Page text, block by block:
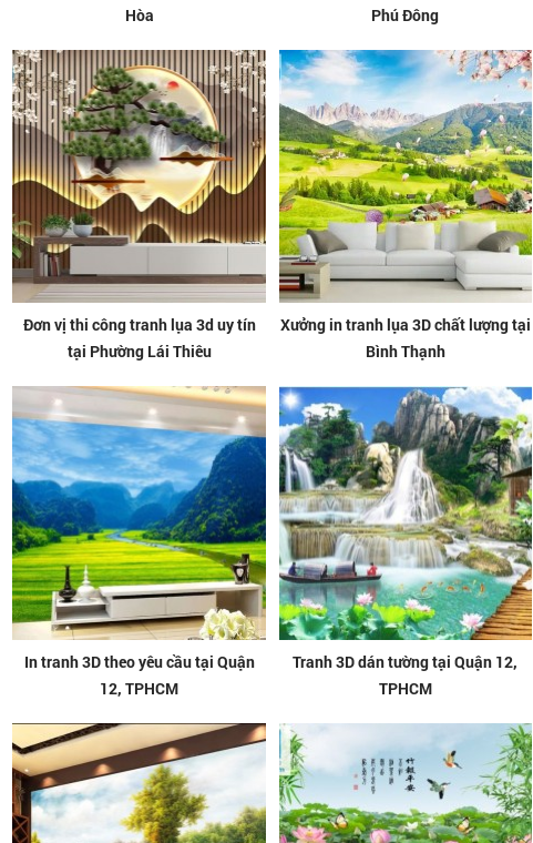
Hòa
Phú Đông
Đơn vị thi công tranh lụa 3d uy tín
tại Phường Lái Thiêu
Xưởng in tranh lụa 3D chất lượng tại
Bình Thạnh
In tranh 3D theo yêu cầu tại Quận
12, TPHCM
Tranh 3D dán tường tại Quận 12,
TPHCM